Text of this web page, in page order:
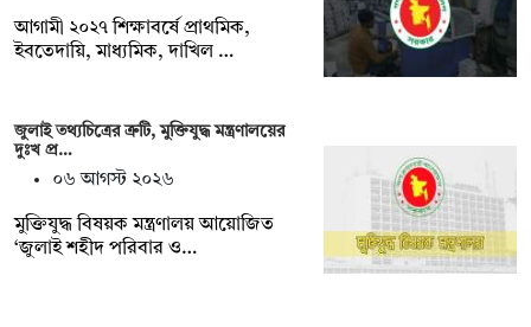
আগামী ২০২৭ শিক্ষাবর্ষে প্রাথমিক,
ইবতেদায়ি, মাধ্যমিক, দাখিল …
জুলাই তথ্যচিত্রের ত্রুটি, মুক্তিযুদ্ধ মন্ত্রণালয়ের
দুঃখ প্র…
০৬ আগস্ট ২০২৬
মুক্তিযুদ্ধ বিষয়ক মন্ত্রণালয় আয়োজিত
‘জুলাই শহীদ পরিবার ও…